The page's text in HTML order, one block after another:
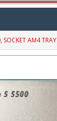
AM4 TRAY